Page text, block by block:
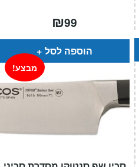
₪99
הוספה לסל
מבצע!